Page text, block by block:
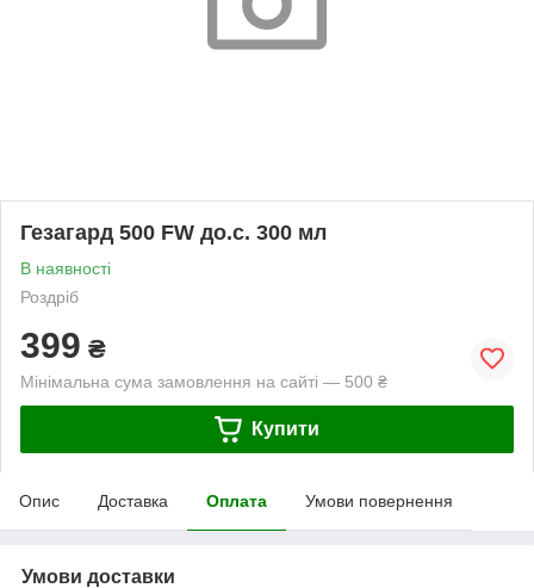
Гезагард 500 FW до.с. 300 мл
В наявності
Роздріб
399 ₴
Мінімальна сума замовлення на сайті — 500 ₴
Купити
Опис Доставка Оплата Умови повернення
Умови доставки